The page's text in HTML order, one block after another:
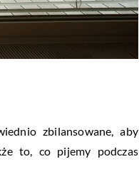
zbilansowane, aby
to, co pijemy podczas